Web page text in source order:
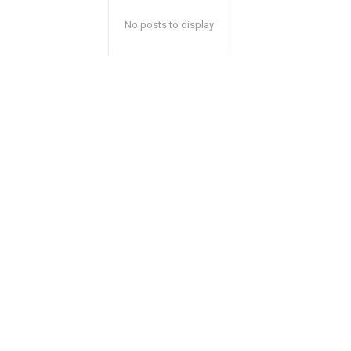
No posts to display